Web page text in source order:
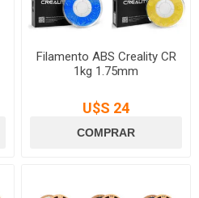
Filamento ABS Creality CR
1kg 1.75mm
U$S 24